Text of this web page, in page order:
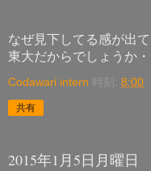
なぜ見下してる感が出
東大だからでしょうか・
Codawari intern 時刻: 8:00
共有
2015年1月5日月曜日